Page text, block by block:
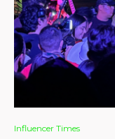
Influencer Times